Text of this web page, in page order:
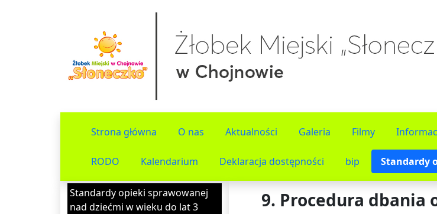
Strona główna O nas Aktualności Galeria Filmy
RODO Kalendarium Deklaracja dostępności bip Standardy
Standardy opieki sprawowanej
nad dziećmi w wieku do lat 3
9. Procedura dbania